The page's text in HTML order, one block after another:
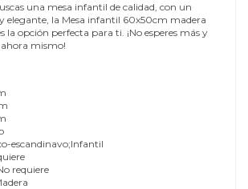
una mesa infantil de calidad, con un
elegante, la Mesa infantil 60x50cm madera
la opción perfecta para ti. ¡No esperes más y
mismo!
escandinavo;Infantil
requiere